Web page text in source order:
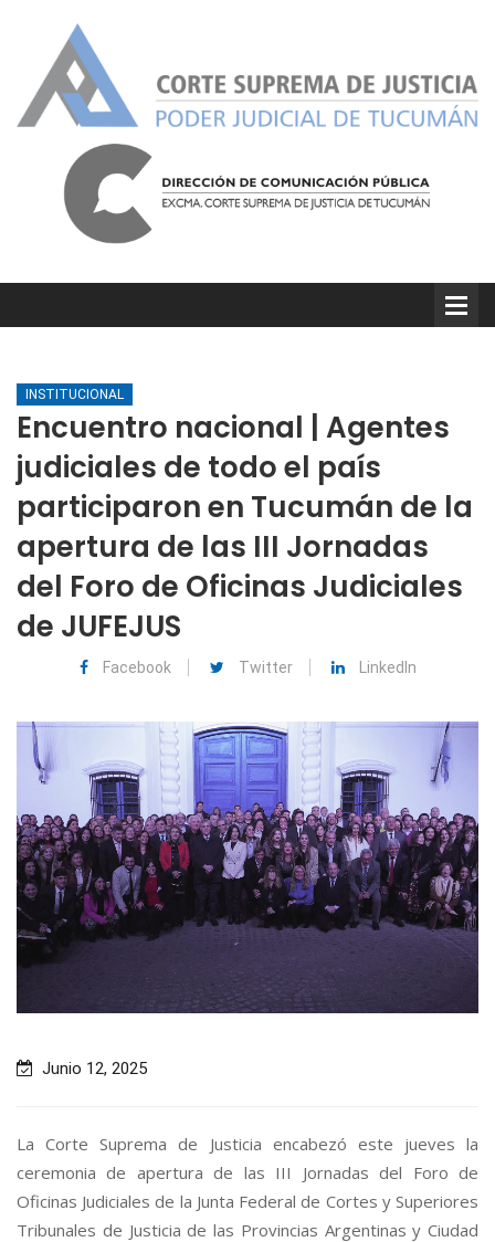
INSTITUCIONAL
Encuentro nacional | Agentes
judiciales de todo el país
participaron en Tucumán de la
apertura de las III Jornadas
del Foro de Oficinas Judiciales
de JUFEJUS
Facebook Twitter LinkedIn
Junio 12, 2025
La Corte Suprema de Justicia encabezó este jueves la
ceremonia de apertura de las III Jornadas del Foro de
Oficinas Judiciales de la Junta Federal de Cortes y Superiores
Tribunales de Justicia de las Provincias Argentinas y Ciudad